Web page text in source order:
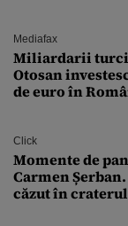
Mediafax
Miliardarii turci
Otosan
de euro în
Click
Momente de
Carmen
căzut în